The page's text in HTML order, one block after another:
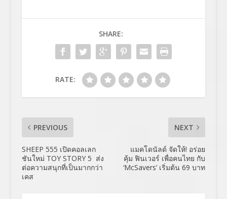
SHARE:
RATE:
PREVIOUS
SHEEP 555 เปิดคอลเลก
ชันใหม่ TOY STORY 5 ส่ง
ต่อความสนุกที่เป็นมากกว่า
เคส
NEXT
แมคโดนัลด์ จัดให้! อร่อย
คุ้ม ฟินเวอร์ เพื่อคนไทย กับ
‘McSavers’ เริ่มต้น 69 บาท